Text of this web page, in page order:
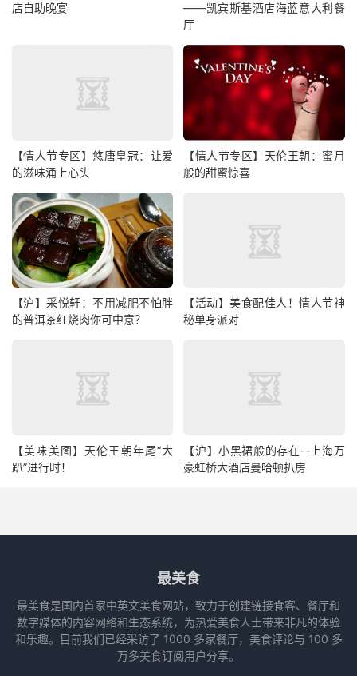
店自助晚宴
——凯宾斯基酒店海蓝意大利餐
厅
【情人节专区】悠唐皇冠：让爱
的滋味涌上心头
【情人节专区】天伦王朝：蜜月
般的甜蜜惊喜
【沪】采悦轩：不用减肥不怕胖
的普洱茶红烧肉你可中意？
【活动】美食配佳人！情人节神
秘单身派对
【美味美图】天伦王朝年尾“大
趴”进行时！
【沪】小黑裙般的存在--上海万
豪虹桥大酒店曼哈顿扒房
最美食
最美食是国内首家中英文美食网站，致力于创建链接食客、餐厅和
数字媒体的内容网络和生态系统，为热爱美食人士带来非凡的体验
和乐趣。目前我们已经采访了 1000 多家餐厅，美食评论与 100 多
万多美食订阅用户分享。